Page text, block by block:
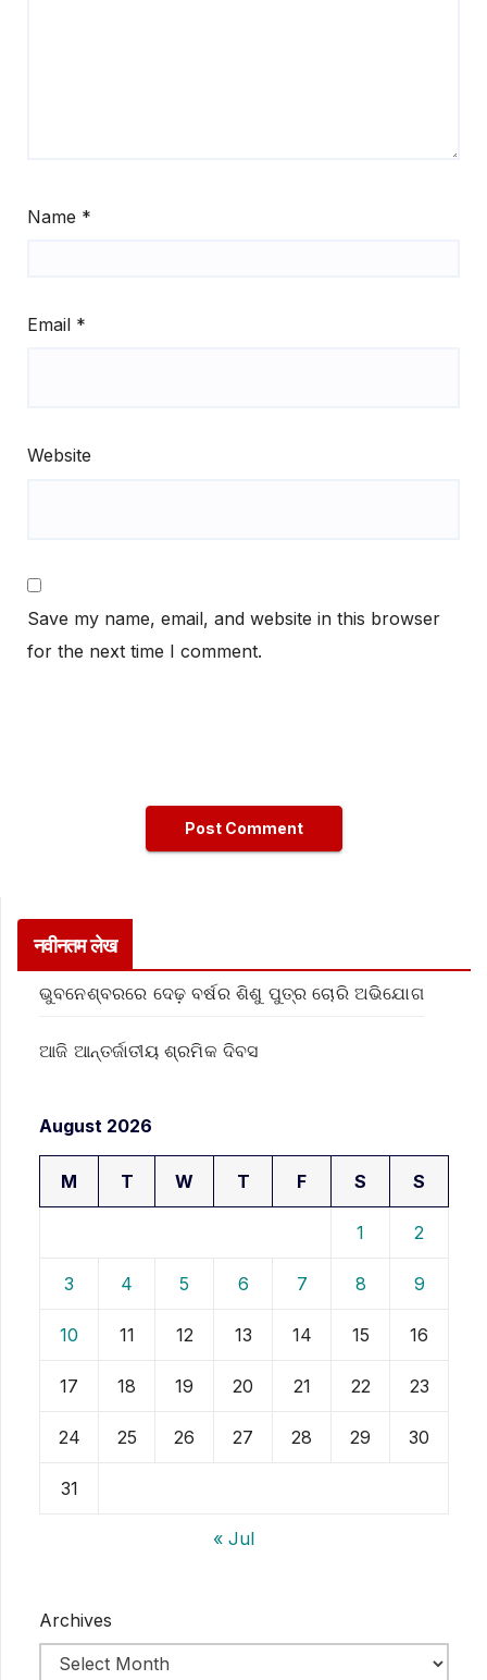
Name *
Email *
Website
Save my name, email, and website in this browser
for the next time I comment.
नवीनतम लेख
ଭୁବନେଶ୍ବରରେ ଦେଢ଼ ବର୍ଷର ଶିଶୁ ପୁତ୍ର ଚୋରି ଅଭିଯୋଗ
ଆଜି ଆନ୍ତର୍ଜାତୀୟ ଶ୍ରମିକ ଦିବସ
August 2026
M T W T F S S
1 2
3 4 5 6 7 8 9
10 11 12 13 14 15 16
17 18 19 20 21 22 23
24 25 26 27 28 29 30
31
« Jul
Archives